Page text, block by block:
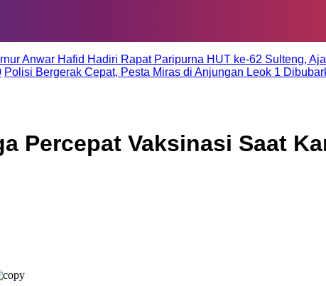
Anwar Hafid Hadiri Rapat Paripurna HUT ke-62 Sulteng,
Polisi Bergerak Cepat, Pesta Miras di Anjungan Leok 1
Percepat Vaksinasi Saat